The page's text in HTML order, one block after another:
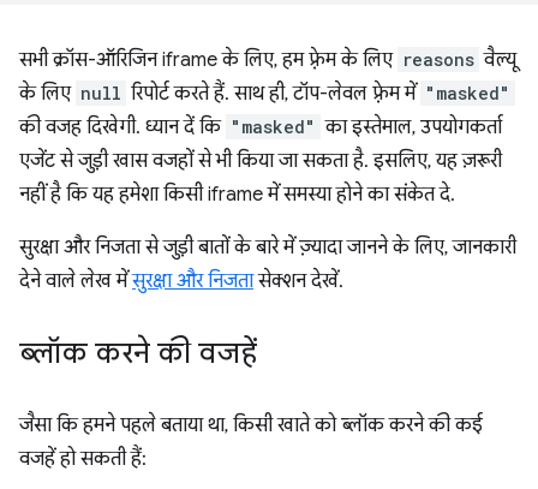
सभी क्रॉस-ऑरिजिन iframe के लिए, हम फ़्रेम के लिए reasons वैल्यू
के लिए null रिपोर्ट करते हैं. साथ ही, टॉप-लेवल फ़्रेम में "masked"
की वजह दिखेगी. ध्यान दें कि "masked" का इस्तेमाल, उपयोगकर्ता
एजेंट से जुड़ी खास वजहों से भी किया जा सकता है. इसलिए, यह ज़रूरी
नहीं है कि यह हमेशा किसी iframe में समस्या होने का संकेत दे.
सुरक्षा और निजता से जुड़ी बातों के बारे में ज़्यादा जानने के लिए, जानकारी
देने वाले लेख मेंसुरक्षा और निजतासेक्शन देखें.
ब्लॉक करने की वजहें
जैसा कि हमने पहले बताया था, किसी खाते को ब्लॉक करने की कई
वजहें हो सकती हैं: